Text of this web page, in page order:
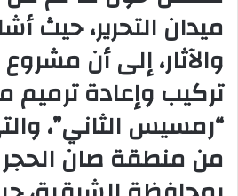
ميدان التحرير، حيث
والآثار، إلى أن
تركيب وإعادة
“رمسيس الثاني”،
من منطقة صان الحجر